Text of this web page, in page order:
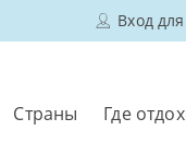
Вход
Страны Где